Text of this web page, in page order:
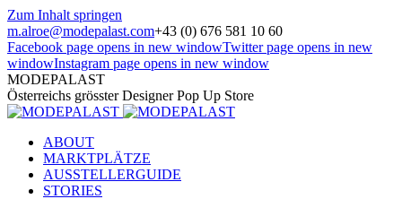
Zum Inhalt springen
m.alroe@modepalast.com+43 (0) 676 581 10 60
Facebook page opens in new windowTwitter page opens in new
windowInstagram page opens in new window
MODEPALAST
Österreichs grösster Designer Pop Up Store
ABOUT
MARKTPLÄTZE
AUSSTELLERGUIDE
STORIES